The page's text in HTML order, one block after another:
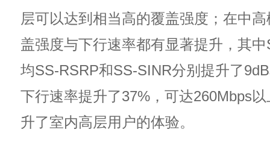
层可以达到相当高的覆盖强度；在中
盖强度与下行速率都有显著提升，其
均SS-RSRP和SS-SINR分别提升了
下行速率提升了37%，可达260Mbps
升了室内高层用户的体验。